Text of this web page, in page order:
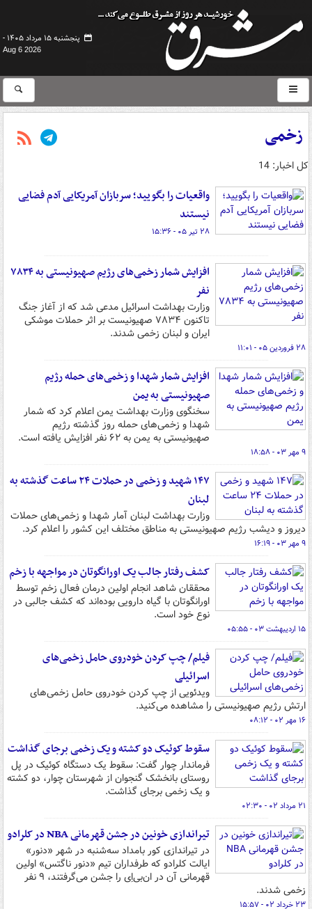
پنجشنبه ۱۵ مرداد ۱۴۰۵ -
Aug 6 2026
زخمی
کل اخبار: 14
واقعیات را بگویید؛ سربازان آمریکایی آدم فضایی
نیستند
۲۸ تیر ۰۵ - ۱۵:۳۶
افزایش شمار زخمی‌های رژیم صهیونیستی به ۷۸۳۴
نفر
وزارت بهداشت اسرائیل مدعی شد که از آغاز جنگ
تاکنون ۷۸۳۴ صهیونیست بر اثر حملات موشکی
ایران و لبنان زخمی شدند.
۲۸ فروردین ۰۵ - ۱۱:۰۱
افزایش شمار شهدا و زخمی‌های حمله رژیم
صهیونیستی به یمن
سخنگوی وزارت بهداشت یمن اعلام کرد که شمار
شهدا و زخمی‌های حمله روز گذشته رژیم
صهیونیستی به یمن به ۶۲ نفر افزایش یافته است.
۹ مهر ۰۳ - ۱۸:۵۸
۱۴۷ شهید و زخمی در حملات ۲۴ ساعت گذشته به
لبنان
وزارت بهداشت لبنان آمار شهدا و زخمی‌های حملات
دیروز و دیشب رژیم صهیونیستی به مناطق مختلف این کشور را اعلام کرد.
۹ مهر ۰۳ - ۱۶:۱۹
کشف رفتار جالب یک اورانگوتان در مواجهه با زخم
محققان شاهد انجام اولین درمان فعال زخم توسط
اورانگوتان با گیاه دارویی بوده‌اند که کشف جالبی در
نوع خود است.
۱۵ اردیبهشت ۰۳ - ۰۵:۵۵
فیلم/ چپ کردن خودروی حامل زخمی‌های
اسرائیلی
ویدئویی از چپ کردن خودروی حامل زخمی‌های
ارتش رژیم صهیونیستی را مشاهده می‌کنید.
۱۶ مهر ۰۲ - ۰۸:۱۲
سقوط کوئیک دو کشته و یک زخمی برجای گذاشت
فرماندار چوار گفت: سقوط یک دستگاه کوئیک در پل
روستای بانخشک گنجوان از شهرستان چوار، دو کشته
و یک زخمی برجای گذاشت.
۲۱ مرداد ۰۲ - ۰۲:۳۰
تیراندازی خونین در جشن قهرمانی NBA در کلرادو
در تیراندازی کور بامداد سه‌شنبه در شهر «دنور»
ایالت کلرادو که طرفداران تیم «دنور ناگتس» اولین
قهرمانی آن در ان‌بی‌اِی را جشن می‌گرفتند، ۹ نفر
زخمی شدند.
۲۳ خرداد ۰۲ - ۱۵:۵۷